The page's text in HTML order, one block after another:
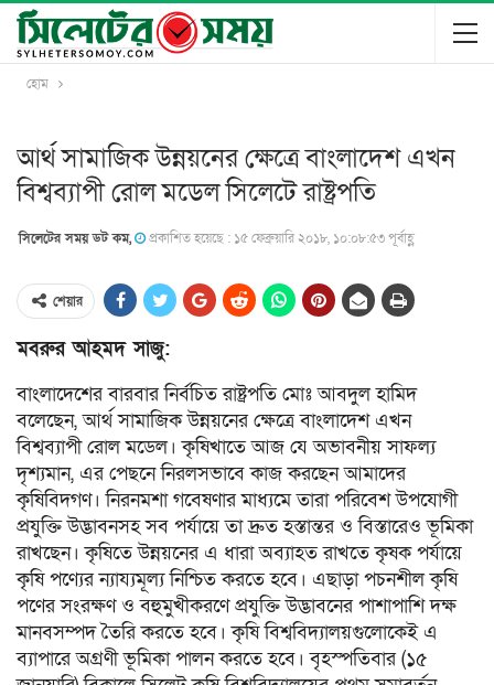
হোম
আর্থ সামাজিক উন্নয়নের ক্ষেত্রে বাংলাদেশ এখন
বিশ্বব্যাপী রোল মডেল সিলেটে রাষ্ট্রপতি
সিলেটের সময় ডট কম, প্রকাশিত হয়েছে : ১৫ ফেব্রুয়ারি ২০১৮, ১০:০৮:৫৩ পূর্বাহ্ণ
শেয়ার
মবরুর আহমদ সাজু:
বাংলাদেশের বারবার নির্বচিত রাষ্ট্রপতি মোঃ আবদুল হামিদ
বলেছেন, আর্থ সামাজিক উন্নয়নের ক্ষেত্রে বাংলাদেশ এখন
বিশ্বব্যাপী রোল মডেল। কৃষিখাতে আজ যে অভাবনীয় সাফল্য
দৃশ্যমান, এর পেছনে নিরলসভাবে কাজ করছেন আমাদের
কৃষিবিদগণ। নিরনমশা গবেষণার মাধ্যমে তারা পরিবেশ উপযোগী
প্রযুক্তি উদ্ভাবনসহ সব পর্যায়ে তা দ্রুত হস্তান্তর ও বিস্তারেও ভূমিকা
রাখছেন। কৃষিতে উন্নয়নের এ ধারা অব্যাহত রাখতে কৃষক পর্যায়ে
কৃষি পণ্যের ন্যায্যমূল্য নিশ্চিত করতে হবে। এছাড়া পচনশীল কৃষি
পণের সংরক্ষণ ও বহুমুখীকরণে প্রযুক্তি উদ্ভাবনের পাশাপাশি দক্ষ
মানবসম্পদ তৈরি করতে হবে। কৃষি বিশ্ববিদ্যালয়গুলোকেই এ
ব্যাপারে অগ্রণী ভূমিকা পালন করতে হবে। বৃহস্পতিবার (১৫